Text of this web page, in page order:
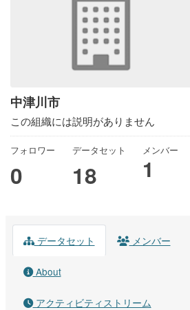
中津川市
この組織には説明がありません
フォロワー
0
データセット
18
メンバー
1
データセット メンバー
About
アクティビティストリーム